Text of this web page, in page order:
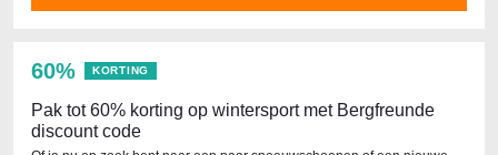
60% KORTING
Pak tot 60% korting op wintersport met Bergfreunde
discount code